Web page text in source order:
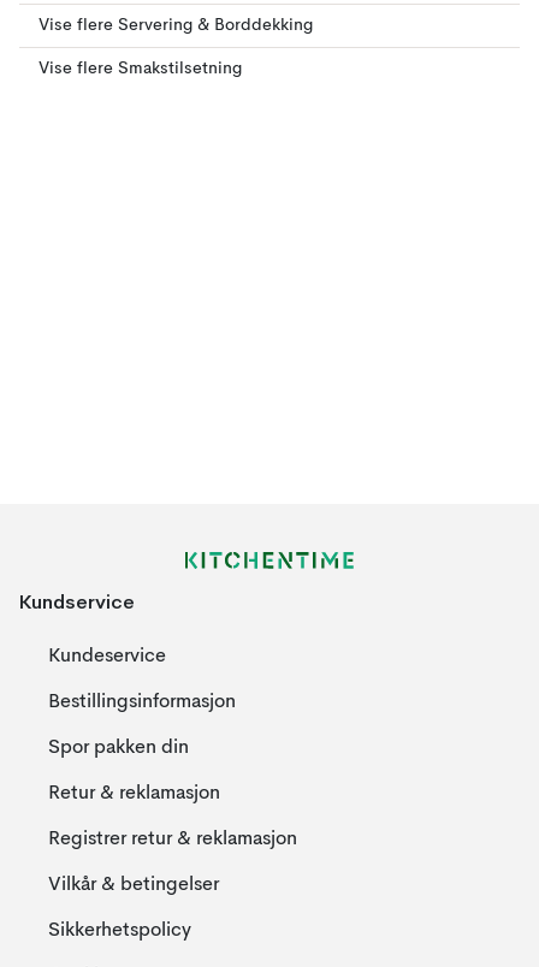
Vise flere Servering & Borddekking
Vise flere Smakstilsetning
Kundservice
Kundeservice
Bestillingsinformasjon
Spor pakken din
Retur & reklamasjon
Registrer retur & reklamasjon
Vilkår & betingelser
Sikkerhetspolicy